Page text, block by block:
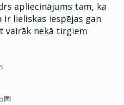
apliecinājums tam, ka
lieliskas iespējas gan
vairāk nekā tirgiem